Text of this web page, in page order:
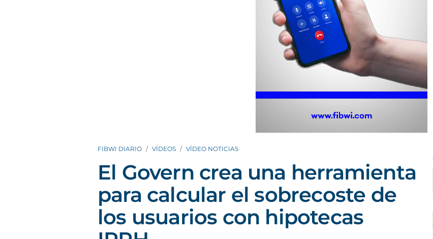
FIBWI DIARIO VÍDEOS VÍDEO NOTICIAS
El Govern crea una herramienta
para calcular el sobrecoste de
los usuarios con hipotecas